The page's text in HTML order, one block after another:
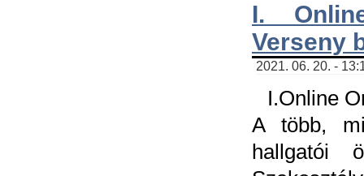
I.
Verseny
2021. 06. 20. -
I.Online
A több,
hallgatói